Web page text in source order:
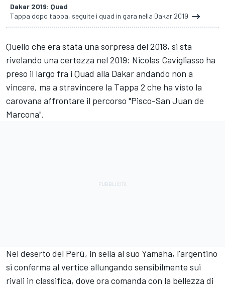
Dakar 2019: Quad
Tappa dopo tappa, seguite i quad in gara nella Dakar 2019
Quello che era stata una sorpresa del 2018, si sta
rivelando una certezza nel 2019: Nicolas Cavigliasso ha
preso il largo fra i Quad alla Dakar andando non a
vincere, ma a stravincere la Tappa 2 che ha visto la
carovana affrontare il percorso "Pisco-San Juan de
Marcona".
Nel deserto del Perù, in sella al suo Yamaha, l'argentino
si conferma al vertice allungando sensibilmente sui
rivali in classifica, dove ora comanda con la bellezza di